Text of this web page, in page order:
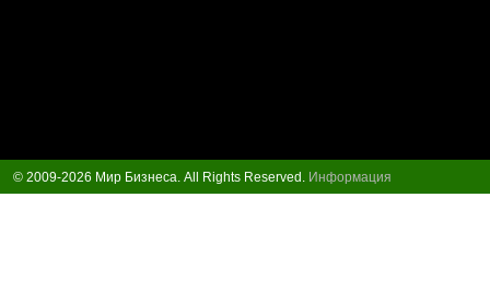
© 2009-2026 Мир Бизнеса. All Rights Reserved. Информация